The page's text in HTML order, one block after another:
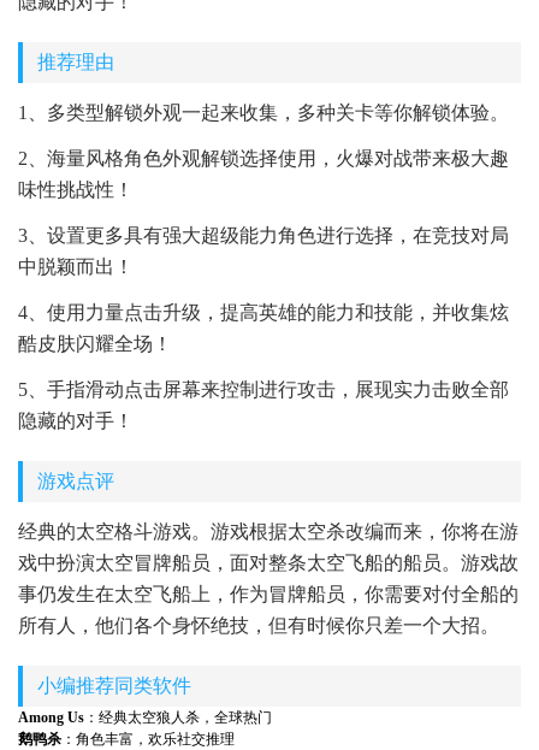
推荐理由
1、多类型解锁外观一起来收集，多种关卡等你解锁体验。
2、海量风格角色外观解锁选择使用，火爆对战带来极大趣
味性挑战性！
3、设置更多具有强大超级能力角色进行选择，在竞技对局
中脱颖而出！
4、使用力量点击升级，提高英雄的能力和技能，并收集炫
酷皮肤闪耀全场！
5、手指滑动点击屏幕来控制进行攻击，展现实力击败全部
隐藏的对手！
游戏点评
经典的太空格斗游戏。游戏根据太空杀改编而来，你将在游
戏中扮演太空冒牌船员，面对整条太空飞船的船员。游戏故
事仍发生在太空飞船上，作为冒牌船员，你需要对付全船的
所有人，他们各个身怀绝技，但有时候你只差一个大招。
小编推荐同类软件
Among Us ：经典太空狼人杀，全球热门
鹅鸭杀 ：角色丰富，欢乐社交推理